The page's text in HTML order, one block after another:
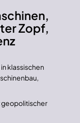
Zopf,
klassischen
geopolitischer